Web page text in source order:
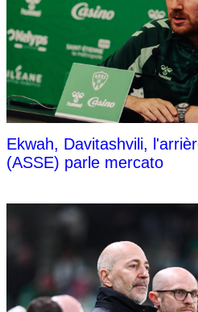
Ekwah, Davitashvili,
(ASSE) parle mercato